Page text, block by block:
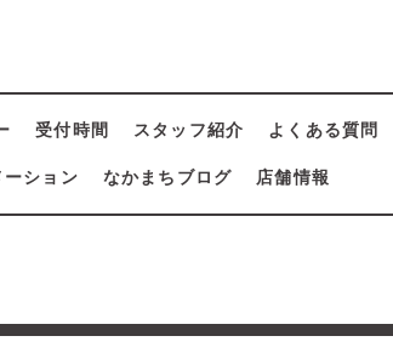
受付時間 スタッフ紹介 よくある質問
ション なかまちブログ 店舗情報